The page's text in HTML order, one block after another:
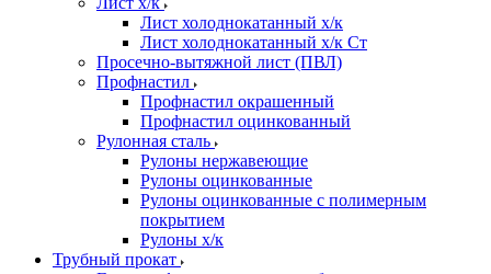
Лист холоднокатанный х/к
Лист холоднокатанный х/к Ст
Просечно-вытяжной лист (ПВЛ)
Профнастил
Профнастил окрашенный
Профнастил оцинкованный
Рулонная сталь
Рулоны нержавеющие
Рулоны оцинкованные
Рулоны оцинкованные с полимерным
покрытием
Рулоны х/к
Трубный прокат